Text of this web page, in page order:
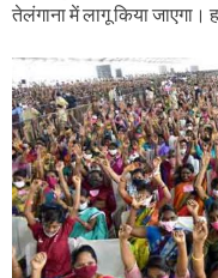
तेलंगाना में लागू किया जाएगा।